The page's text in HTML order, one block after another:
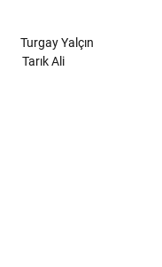
Turgay Yalçın
Tarık Ali